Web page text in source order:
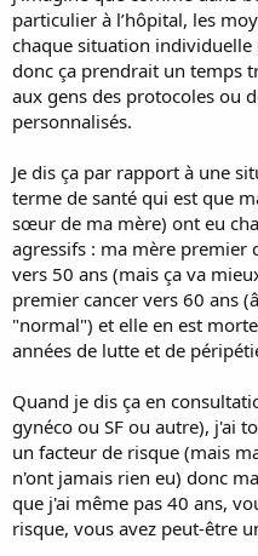
particulier à l’hôpital, les
chaque situation
donc ça prendrait un temps
aux gens des protocoles ou
personnalisés.
Je dis ça par rapport à une
terme de santé qui est que
sœur de ma mère) ont eu
agressifs : ma mère premier
vers 50 ans (mais ça va
premier cancer vers 60 ans
"normal") et elle en est
années de lutte et de
Quand je dis ça en
gynéco ou SF ou autre), j'ai
un facteur de risque (mais
n'ont jamais rien eu) donc
que j'ai même pas 40 ans,
risque, vous avez peut-être